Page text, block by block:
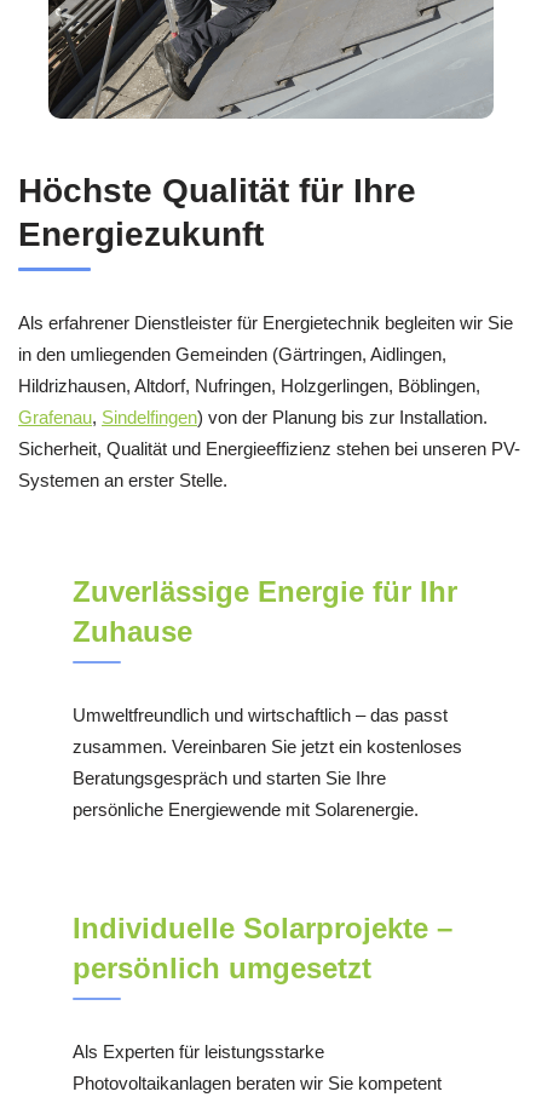
Höchste Qualität für Ihre
Energiezukunft
Als erfahrener Dienstleister für Energietechnik begleiten wir Sie
in den umliegenden Gemeinden (Gärtringen, Aidlingen,
Hildrizhausen, Altdorf, Nufringen, Holzgerlingen, Böblingen,
Grafenau, Sindelfingen) von der Planung bis zur Installation.
Sicherheit, Qualität und Energieeffizienz stehen bei unseren PV-
Systemen an erster Stelle.
Zuverlässige Energie für Ihr
Zuhause
Umweltfreundlich und wirtschaftlich – das passt
zusammen. Vereinbaren Sie jetzt ein kostenloses
Beratungsgespräch und starten Sie Ihre
persönliche Energiewende mit Solarenergie.
Individuelle Solarprojekte –
persönlich umgesetzt
Als Experten für leistungsstarke
Photovoltaikanlagen beraten wir Sie kompetent